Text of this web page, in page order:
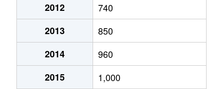
あいの里２条
200万円
あいの里２条
210万円
あいの里２条
320万円
あいの里２条
100万円
2012
740
2013
850
2014
960
2015
1,000